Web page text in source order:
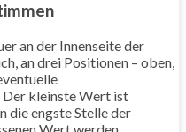
an der Innenseite der
an drei Positionen – oben,
Der kleinste Wert ist
die engste Stelle der